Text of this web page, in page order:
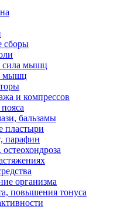
сборы
сила мышц
мышц
и компрессов
бальзамы
пластыри
парафин
организма
повышения тонуса